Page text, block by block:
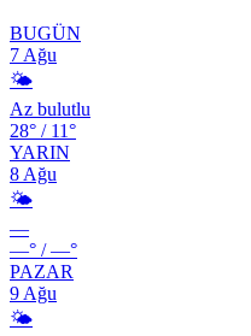
BUGÜN
7 Ağu
🌤️
Az bulutlu
28° / 11°
YARIN
8 Ağu
🌤️
—
—° / —°
PAZAR
9 Ağu
🌤️